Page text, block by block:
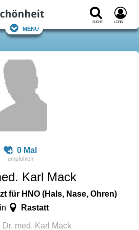
Suche Login
Menü
0 Mal
Karl Mack
für HNO (Hals, Nase, Ohren)
in Rastatt
Dr. med. Karl Mack